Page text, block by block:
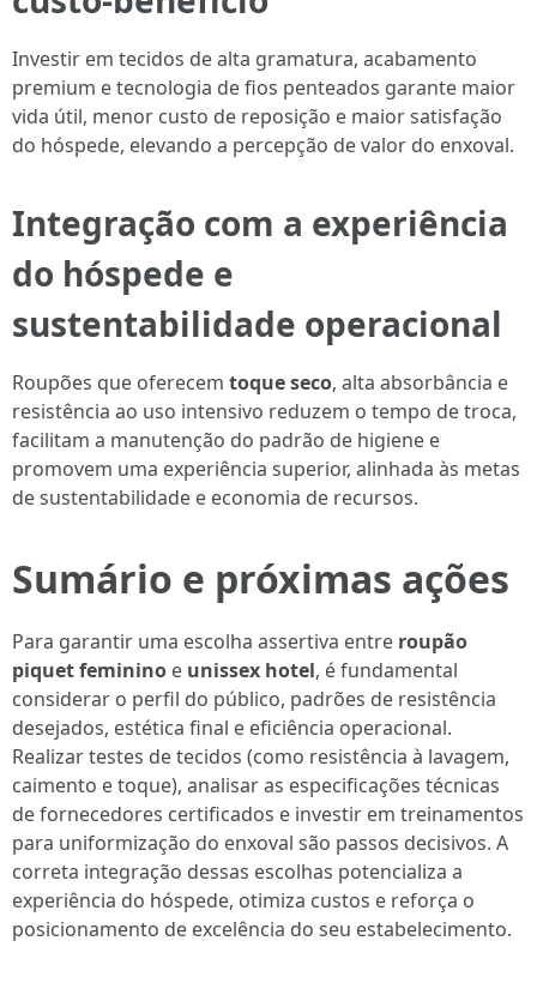
Investir em tecidos de alta gramatura, acabamento
premium e tecnologia de fios penteados garante maior
vida útil, menor custo de reposição e maior satisfação
do hóspede, elevando a percepção de valor do enxoval.
Integração com a experiência
do hóspede e
sustentabilidade operacional
Roupões que oferecem toque seco, alta absorbância e
resistência ao uso intensivo reduzem o tempo de troca,
facilitam a manutenção do padrão de higiene e
promovem uma experiência superior, alinhada às metas
de sustentabilidade e economia de recursos.
Sumário e próximas ações
Para garantir uma escolha assertiva entre roupão
piquet feminino e unissex hotel, é fundamental
considerar o perfil do público, padrões de resistência
desejados, estética final e eficiência operacional.
Realizar testes de tecidos (como resistência à lavagem,
caimento e toque), analisar as especificações técnicas
de fornecedores certificados e investir em treinamentos
para uniformização do enxoval são passos decisivos. A
correta integração dessas escolhas potencializa a
experiência do hóspede, otimiza custos e reforça o
posicionamento de excelência do seu estabelecimento.